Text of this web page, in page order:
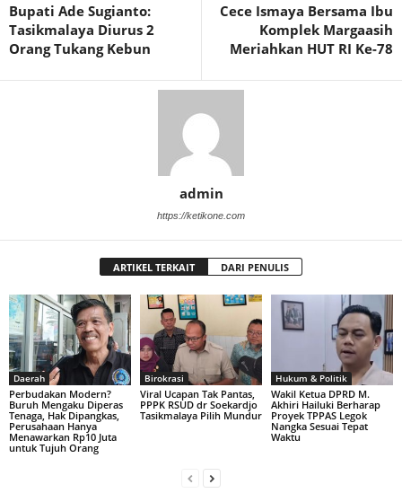
Bupati Ade Sugianto:
Tasikmalaya Diurus 2
Orang Tukang Kebun
Cece Ismaya Bersama Ibu
Komplek Margaasih
Meriahkan HUT RI Ke-78
admin
https://ketikone.com
ARTIKEL TERKAIT DARI PENULIS
Daerah
Perbudakan Modern?
Buruh Mengaku Diperas
Tenaga, Hak Dipangkas,
Perusahaan Hanya
Menawarkan Rp10 Juta
untuk Tujuh Orang
Birokrasi
Viral Ucapan Tak Pantas,
PPPK RSUD dr Soekardjo
Tasikmalaya Pilih Mundur
Hukum & Politik
Wakil Ketua DPRD M.
Akhiri Hailuki Berharap
Proyek TPPAS Legok
Nangka Sesuai Tepat
Waktu